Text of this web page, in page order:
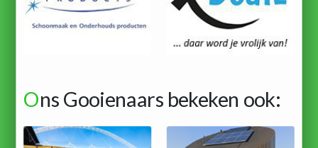
Ons Gooienaars bekeken ook: